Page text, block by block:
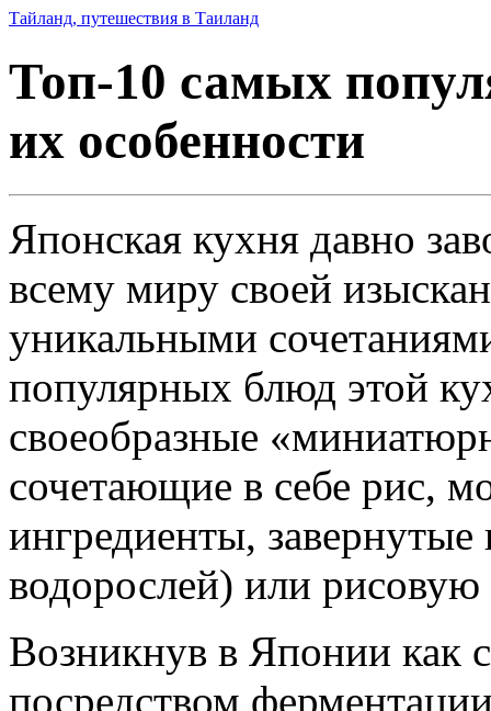
Тайланд, путешествия в Таиланд
Топ-10 самых
их особенности
Японская кухня давно
всему миру своей
уникальными
популярных блюд этой
своеобразные
сочетающие в себе рис,
ингредиенты,
водорослей) или рисовую
Возникнув в Японии как
посредством